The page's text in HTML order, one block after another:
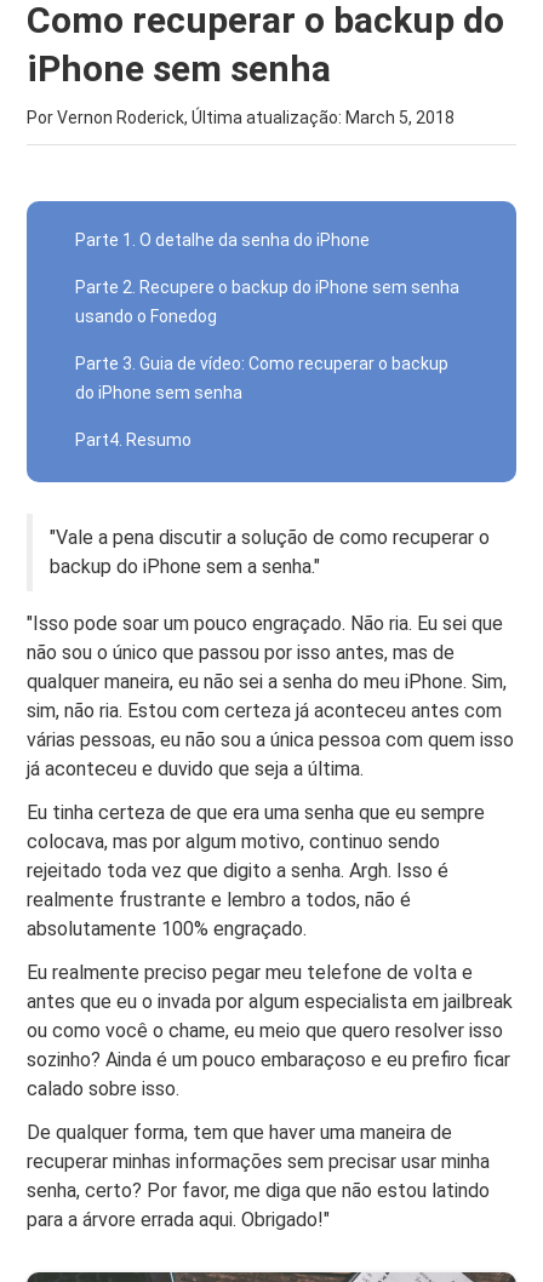
Como recuperar o backup do
iPhone sem senha
Por Vernon Roderick, Última atualização: March 5, 2018
Parte 1. O detalhe da senha do iPhone
Parte 2. Recupere o backup do iPhone sem senha
usando o Fonedog
Parte 3. Guia de vídeo: Como recuperar o backup
do iPhone sem senha
Part4. Resumo
"Vale a pena discutir a solução de como recuperar o
backup do iPhone sem a senha."
"Isso pode soar um pouco engraçado. Não ria. Eu sei que
não sou o único que passou por isso antes, mas de
qualquer maneira, eu não sei a senha do meu iPhone. Sim,
sim, não ria. Estou com certeza já aconteceu antes com
várias pessoas, eu não sou a única pessoa com quem isso
já aconteceu e duvido que seja a última.
Eu tinha certeza de que era uma senha que eu sempre
colocava, mas por algum motivo, continuo sendo
rejeitado toda vez que digito a senha. Argh. Isso é
realmente frustrante e lembro a todos, não é
absolutamente 100% engraçado.
Eu realmente preciso pegar meu telefone de volta e
antes que eu o invada por algum especialista em jailbreak
ou como você o chame, eu meio que quero resolver isso
sozinho? Ainda é um pouco embaraçoso e eu prefiro ficar
calado sobre isso.
De qualquer forma, tem que haver uma maneira de
recuperar minhas informações sem precisar usar minha
senha, certo? Por favor, me diga que não estou latindo
para a árvore errada aqui. Obrigado!"